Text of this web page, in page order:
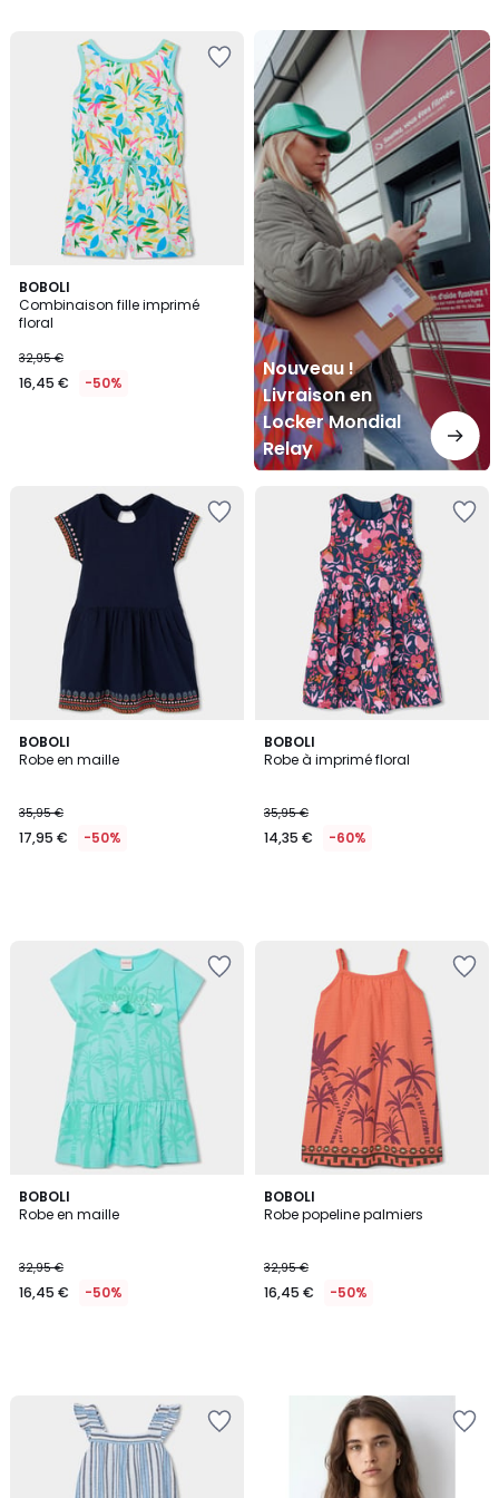
BOBOLI
Combinaison fille imprimé
floral
32,95 €
16,45 € -50%
Nouveau !
Livraison en
Locker Mondial
Relay
Nouveau
Livraison
en
Locker
Mondial
Relay
BOBOLI
Robe en maille
35,95 €
17,95 € -50%
BOBOLI
Robe à imprimé floral
35,95 €
14,35 € -60%
BOBOLI
Robe en maille
32,95 €
16,45 € -50%
BOBOLI
Robe popeline palmiers
32,95 €
16,45 € -50%